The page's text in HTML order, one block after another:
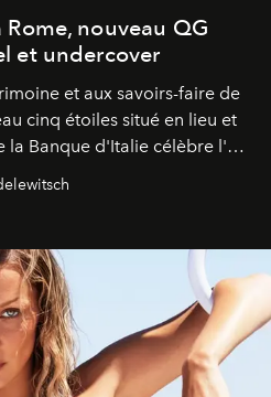
nouveau QG
et undercover
et aux savoirs-faire de
cinq étoiles situé en lieu et
la Banque d'Italie célèbre l'art
son élégance intemporelle.